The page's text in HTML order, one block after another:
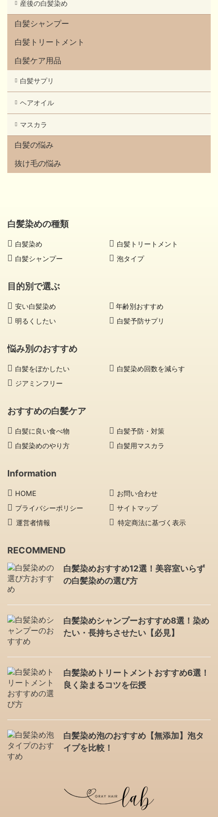
産後の白髪染め
白髪シャンプー
白髪トリートメント
白髪ケア用品
白髪サプリ
ヘアオイル
マスカラ
白髪の悩み
抜け毛の悩み
白髪染めの種類
白髪染め
白髪シャンプー
白髪トリートメント
泡タイプ
目的別で選ぶ
安い白髪染め
明るくしたい
年齢別おすすめ
白髪予防サプリ
悩み別のおすすめ
白髪をぼかしたい
ジアミンフリー
白髪染め回数を減らす
おすすめの白髪ケア
白髪に良い食べ物
白髪染めのやり方
白髪予防・対策
白髪用マスカラ
Information
HOME
プライバシーポリシー
運営者情報
お問い合わせ
サイトマップ
特定商法に基づく表示
RECOMMEND
白髪染めおすすめ12選！美容室いらず
の白髪染めの選び方
白髪染めシャンプーおすすめ8選！染め
たい・長持ちさせたい【必見】
白髪染めトリートメントおすすめ6選！
良く染まるコツを伝授
白髪染め泡のおすすめ【無添加】泡タ
イプを比較！